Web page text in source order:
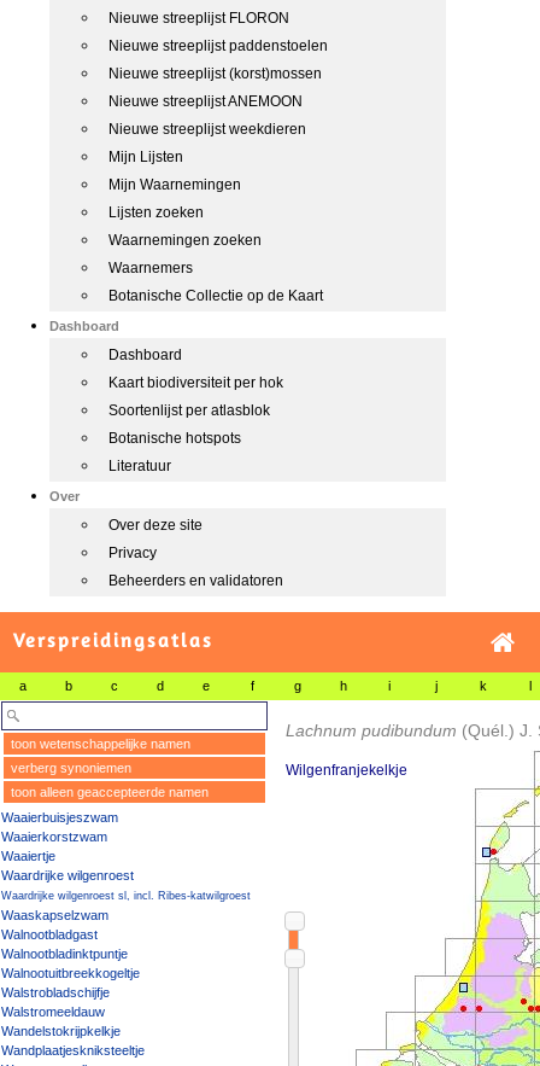
Nieuwe streeplijst FLORON
Nieuwe streeplijst paddenstoelen
Nieuwe streeplijst (korst)mossen
Nieuwe streeplijst ANEMOON
Nieuwe streeplijst weekdieren
Mijn Lijsten
Mijn Waarnemingen
Lijsten zoeken
Waarnemingen zoeken
Waarnemers
Botanische Collectie op de Kaart
Dashboard
Dashboard
Kaart biodiversiteit per hok
Soortenlijst per atlasblok
Botanische hotspots
Literatuur
Over
Over deze site
Privacy
Beheerders en validatoren
Verspreidingsatlas
a b c d e f g h i j k l
toon wetenschappelijke namen
verberg synoniemen
toon alleen geaccepteerde namen
Waaierbuisjeszwam
Waaierkorstzwam
Waaiertje
Waardrijke wilgenroest
Waardrijke wilgenroest sl, incl. Ribes-katwilgroest
Waaskapselzwam
Walnootbladgast
Walnootbladinktpuntje
Walnootuitbreekkogeltje
Walstrobladschijfje
Walstromeeldauw
Wandelstokrijpkelkje
Wandplaatjeskniksteeltje
Lachnum pudibundum (Quél.) J.
Wilgenfranjekelkje